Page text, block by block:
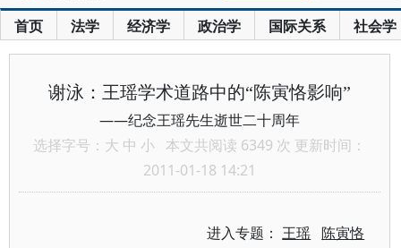
首页 法学 经济学 政治学 国际关系 社会学
谢泳：王瑶学术道路中的“陈寅恪影响”
——纪念王瑶先生逝世二十周年
选择字号： 大 中 小 本文共阅读 6349 次 更新时间：
2011-01-18 14:21
进入专题：王瑶 陈寅恪